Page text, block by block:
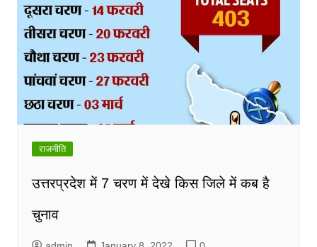
राजनीति
उत्तरप्रदेश में 7 चरण में देखे किस जिले में कब है
चुनाव